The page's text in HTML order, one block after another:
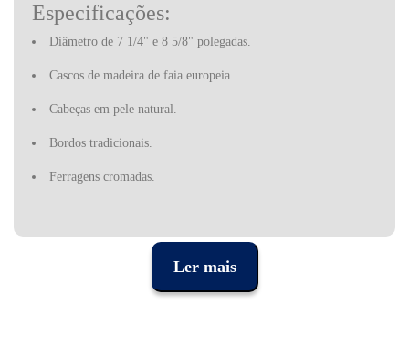
Especificações:
Diâmetro de 7 1/4" e 8 5/8" polegadas.
Cascos de madeira de faia europeia.
Cabeças em pele natural.
Bordos tradicionais.
Ferragens cromadas.
Ler mais